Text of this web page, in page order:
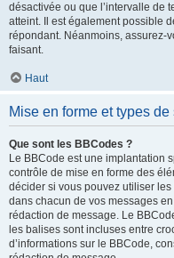
désactivée ou que l’intervalle de
atteint. Il est également possible
répondant. Néanmoins, assurez-
faisant.
Haut
Mise en forme et types de
Que sont les BBCodes ?
Le BBCode est une implantation
contrôle de mise en forme des
décider si vous pouvez utiliser
dans chacun de vos messages
rédaction de message. Le
les balises sont incluses entre
d’informations sur le BBCode,